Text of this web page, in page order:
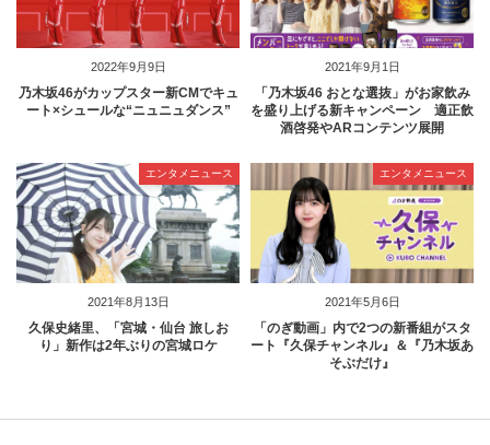
2022年9月9日
乃木坂46がカップスター新CMでキュ
ート×シュールな“ニュニュダンス”
2021年9月1日
「乃木坂46 おとな選抜」がお家飲み
を盛り上げる新キャンペーン 適正飲
酒啓発やARコンテンツ展開
2021年8月13日
エンタメニュース
久保史緒里、「宮城・仙台 旅しお
り」新作は2年ぶりの宮城ロケ
2021年5月6日
エンタメニュース
「のぎ動画」内で2つの新番組がスタ
ート『久保チャンネル』＆『乃木坂あ
そぶだけ』